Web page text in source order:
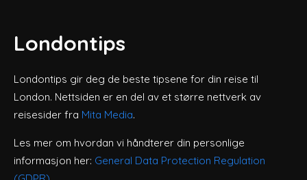
Londontips
Londontips gir deg de beste tipsene for din reise til
London. Nettsiden er en del av et større nettverk av
reisesider fra Mita Media.
Les mer om hvordan vi håndterer din personlige
informasjon her: General Data Protection Regulation